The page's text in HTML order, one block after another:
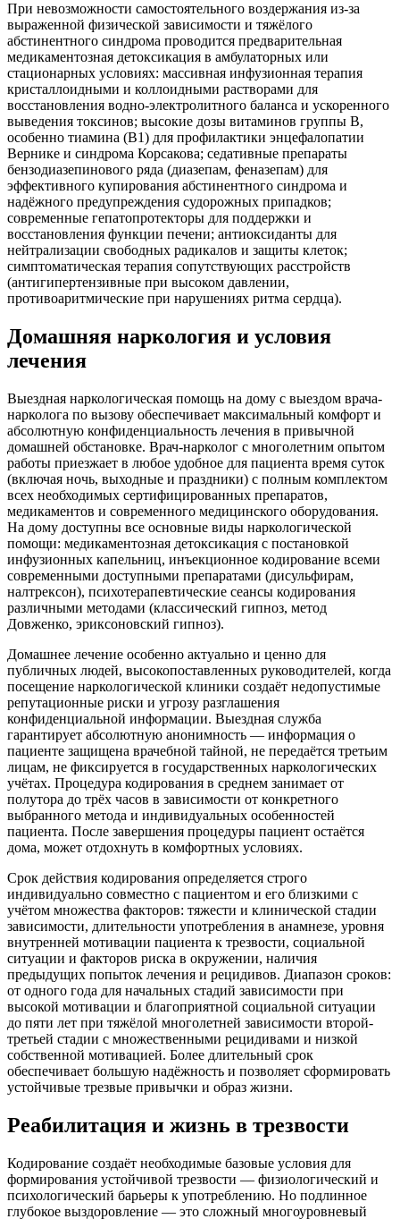
При невозможности самостоятельного воздержания из-за
выраженной физической зависимости и тяжёлого
абстинентного синдрома проводится предварительная
медикаментозная детоксикация в амбулаторных или
стационарных условиях: массивная инфузионная терапия
кристаллоидными и коллоидными растворами для
восстановления водно-электролитного баланса и ускоренного
выведения токсинов; высокие дозы витаминов группы B,
особенно тиамина (B1) для профилактики энцефалопатии
Вернике и синдрома Корсакова; седативные препараты
бензодиазепинового ряда (диазепам, феназепам) для
эффективного купирования абстинентного синдрома и
надёжного предупреждения судорожных припадков;
современные гепатопротекторы для поддержки и
восстановления функции печени; антиоксиданты для
нейтрализации свободных радикалов и защиты клеток;
симптоматическая терапия сопутствующих расстройств
(антигипертензивные при высоком давлении,
противоаритмические при нарушениях ритма сердца).
Домашняя наркология и условия
лечения
Выездная наркологическая помощь на дому с выездом врача-
нарколога по вызову обеспечивает максимальный комфорт и
абсолютную конфиденциальность лечения в привычной
домашней обстановке. Врач-нарколог с многолетним опытом
работы приезжает в любое удобное для пациента время суток
(включая ночь, выходные и праздники) с полным комплектом
всех необходимых сертифицированных препаратов,
медикаментов и современного медицинского оборудования.
На дому доступны все основные виды наркологической
помощи: медикаментозная детоксикация с постановкой
инфузионных капельниц, инъекционное кодирование всеми
современными доступными препаратами (дисульфирам,
налтрексон), психотерапевтические сеансы кодирования
различными методами (классический гипноз, метод
Довженко, эриксоновский гипноз).
Домашнее лечение особенно актуально и ценно для
публичных людей, высокопоставленных руководителей, когда
посещение наркологической клиники создаёт недопустимые
репутационные риски и угрозу разглашения
конфиденциальной информации. Выездная служба
гарантирует абсолютную анонимность — информация о
пациенте защищена врачебной тайной, не передаётся третьим
лицам, не фиксируется в государственных наркологических
учётах. Процедура кодирования в среднем занимает от
полутора до трёх часов в зависимости от конкретного
выбранного метода и индивидуальных особенностей
пациента. После завершения процедуры пациент остаётся
дома, может отдохнуть в комфортных условиях.
Срок действия кодирования определяется строго
индивидуально совместно с пациентом и его близкими с
учётом множества факторов: тяжести и клинической стадии
зависимости, длительности употребления в анамнезе, уровня
внутренней мотивации пациента к трезвости, социальной
ситуации и факторов риска в окружении, наличия
предыдущих попыток лечения и рецидивов. Диапазон сроков:
от одного года для начальных стадий зависимости при
высокой мотивации и благоприятной социальной ситуации
до пяти лет при тяжёлой многолетней зависимости второй-
третьей стадии с множественными рецидивами и низкой
собственной мотивацией. Более длительный срок
обеспечивает большую надёжность и позволяет сформировать
устойчивые трезвые привычки и образ жизни.
Реабилитация и жизнь в трезвости
Кодирование создаёт необходимые базовые условия для
формирования устойчивой трезвости — физиологический и
психологический барьеры к употреблению. Но подлинное
глубокое выздоровление — это сложный многоуровневый